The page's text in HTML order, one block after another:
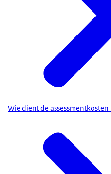
Wie dient de assessmentkosten